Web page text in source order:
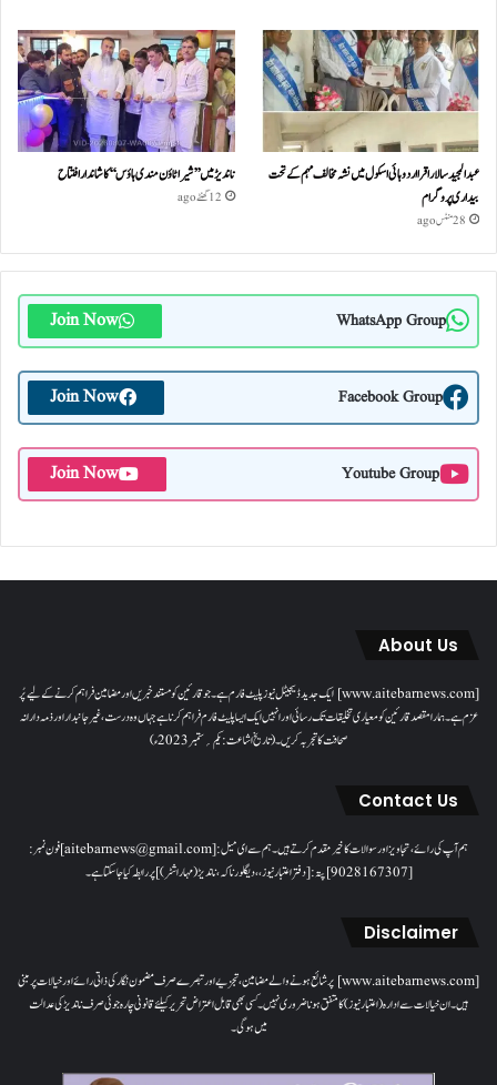
عبدالمجید سالار اقرا اردو ہائی اسکول میں نشہ مخالف مہم کے تحت
بیداری پروگرام
28 منٹس ago
ناندیڑ میں ’’شیرا ٹاؤن مندی ہاؤس‘‘ کا شاندار افتتاح
12 گھنٹے ago
WhatsApp Group
Join Now
Facebook Group
Join Now
Youtube Group
Join Now
About Us
[www.aitebarnews.com] ایک جدید ڈیجیٹل نیوز پلیٹ فارم ہے۔ جو قارئین کو مستند خبریں اور مضامین فراہم کرنے کے لیے پُر
عزم ہے۔ ہمارا مقصدقارئین کو معیاری تخلیقات تک رسائی اور انہیں ایک ایسا پلیٹ فارم فراہم کرنا ہے جہاں وہ درست، غیر جانبدار اور ذمہ دارانہ
صحافت کا تجربہ کریں۔( تاریخ اشاعت : یکم؍ ستمبر 2023ء)
Contact Us
ہم آپ کی رائے، تجاویز اور سوالات کا خیرمقدم کرتے ہیں۔ ہم سےای میل: [aitebarnews@gmail.com]فون نمبر:
[9028167307]پتہ: [دفتر اعتبار نیوز، ، دیگلور ناکہ، ناندیڑ(مہاراشٹر) ] پر رابطہ کیا جاسکتا ہے۔
Disclaimer
[www.aitebarnews.com] پر شائع ہونے والے مضامین، تجزیے اور تبصرے صرف مضمون نگار کی ذاتی رائے اور خیالات پر مبنی
ہیں۔ ان خیالات سے ادارہ (اعتبار نیوز) کا متفق ہونا ضروری نہیں۔ کسی بھی قابل اعتراض تحریر کیلئے قانونی چارہ جوئی صرف ناندیڑ کی عدالت
میں ہوگی۔